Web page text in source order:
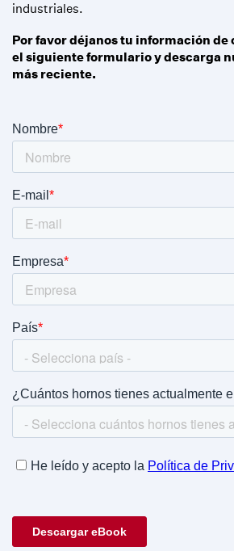
industriales.
Por favor déjanos tu información
el siguiente formulario y descarga
más reciente.